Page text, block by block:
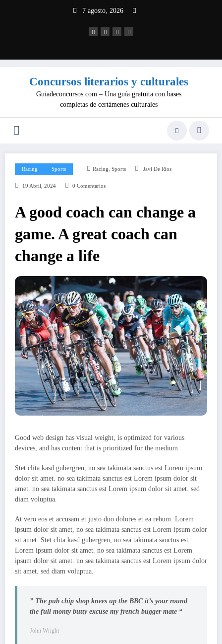
7 agosto, 2026
Concursos literarios y culturales
Guiadeconcursos.com – Una guía gratuita con bases
completas de certámenes culturales
Racing Sports Racing, Sports Javi De Ríos
19 Abril, 2024 0 Comentarios
A good coach can change a
game. A great coach can
change a life
Good web design has visual weight, is optimized for various
devices, and has content that is prioritized for the medium.
Stet clita kasd gubergren, no sea takimata sanctus est Lorem ipsum
dolor sit amet. no sea takimata sanctus est Lorem ipsum dolor sit
amet. no sea takimata sanctus est Lorem ipsum dolor sit amet. sed
diam voluptua.
At vero eos et accusam et justo duo dolores et ea rebum. Lorem
ipsum dolor sit amet, no sea takimata sanctus est Lorem ipsum dolor
sit amet. Stet clita kasd gubergren, no sea takimata sanctus est
Lorem ipsum dolor sit amet. no sea takimata sanctus est Lorem
ipsum dolor sit amet. no sea takimata sanctus est Lorem ipsum dolor
sit amet. sed diam voluptua.
” The pub chip shop knees up the BBC it’s your round
the full monty butty excuse my french bugger mate “
John Wright